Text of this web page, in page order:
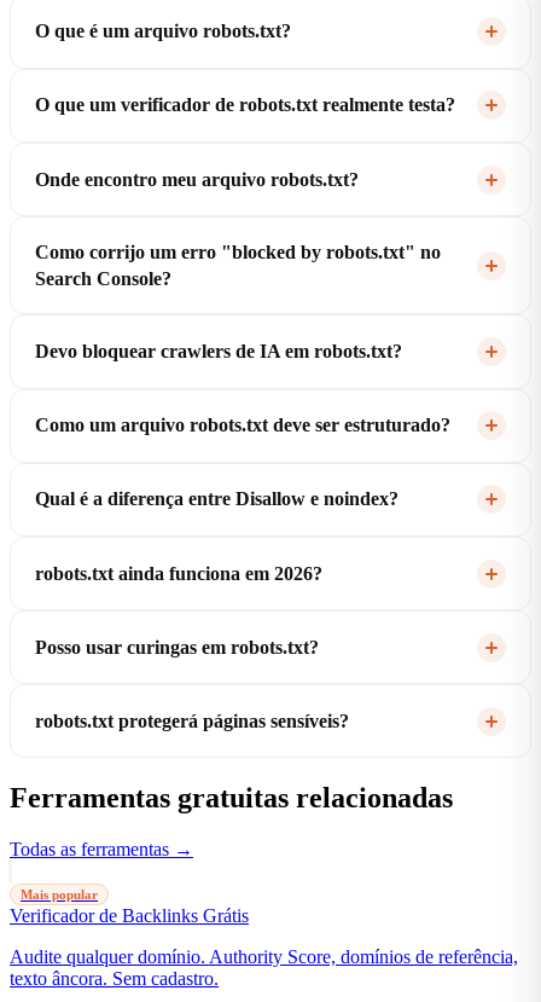
O que é um arquivo robots.txt?
O que um verificador de robots.txt realmente testa?
Onde encontro meu arquivo robots.txt?
Como corrijo um erro "blocked by robots.txt" no
Search Console?
Devo bloquear crawlers de IA em robots.txt?
Como um arquivo robots.txt deve ser estruturado?
Qual é a diferença entre Disallow e noindex?
robots.txt ainda funciona em 2026?
Posso usar curingas em robots.txt?
robots.txt protegerá páginas sensíveis?
Ferramentas gratuitas relacionadas
Todas as ferramentas →
Mais popular
Verificador de Backlinks Grátis
Audite qualquer domínio. Authority Score, domínios de referência,
texto âncora. Sem cadastro.